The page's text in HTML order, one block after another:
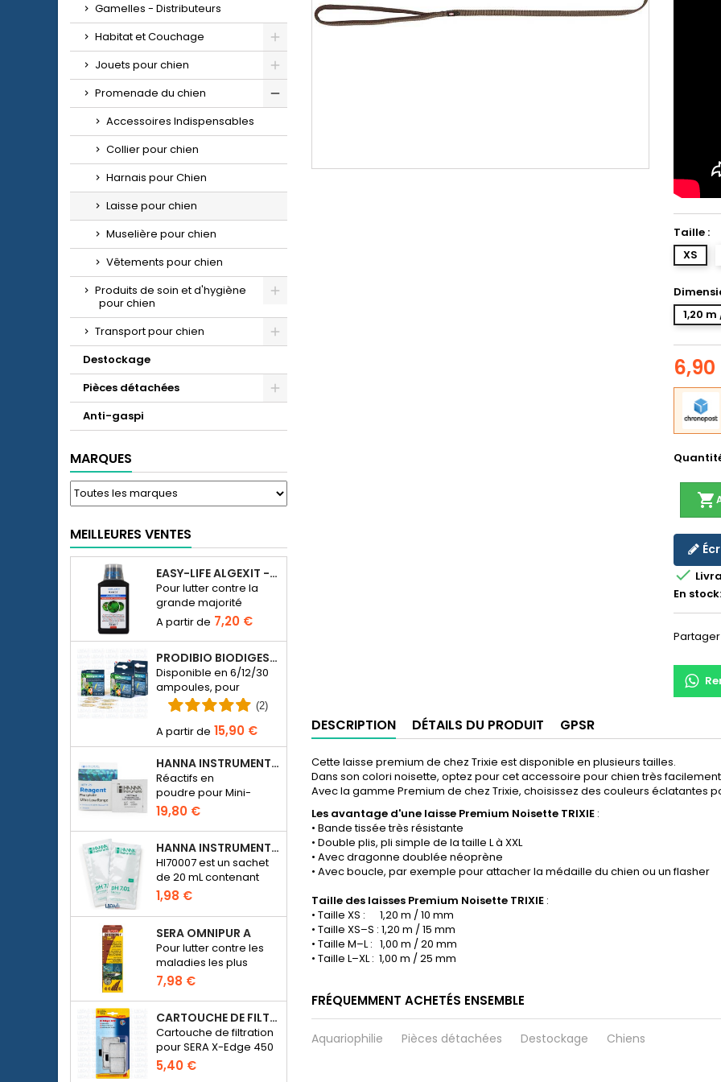
Gamelles - Distributeurs
Habitat et Couchage
Jouets pour chien
Promenade du chien
Accessoires Indispensables
Collier pour chien
Harnais pour Chien
Laisse pour chien
Muselière pour chien
Vêtements pour chien
Produits de soin et d'hygiène
pour chien
Transport pour chien
Destockage
Pièces détachées
Anti-gaspi
MARQUES
MEILLEURES VENTES
EASY-LIFE ALGEXIT - ANTI-ALGUES POUR AQUARIUM
Pour lutter contre la
grande majorité
d’espèces d’algues
dans l’aquarium d’eau
douce.
7,20 €
PRODIBIO BIODIGEST - 6/12/30 AMPOULES
Disponible en 6/12/30
ampoules, pour
ensemencer en
bactériens un
aquarium d’eau de
mer ou d’eau douce.
(2)
15,90 €
HANNA INSTRUMENTS HI774-25 POUR PHOTOMÈTRE PHOSPHATE HI774
Réactifs en
poudre pour Mini-
photomètre Checker
HC Phosphate
(HI774), 25 tests
19,80 €
HANNA INSTRUMENTS HI70007 - SOLUTION D'ÉTALONNAGE PH 7.01 POUR PH-MÈTRE ÉLECTRONIQUE
HI70007 est un sachet
de 20 mL contenant
une solution d'un pH de
7.01 pour étalonner les
pH-mètres
électroniques
1,98 €
SERA OMNIPUR A
Pour lutter contre les
maladies les plus
courantes des
poissons d’ornement
d’eau douce.
7,98 €
CARTOUCHE DE FILTRATION BLANCHE POUR SERA X-EDGE 450 - 2 PIÈCES
Cartouche de filtration
pour SERA X-Edge 450
5,40 €
Taille :
XS
1,20
shopping_cart

En stock:
Partager
DESCRIPTION DÉTAILS DU PRODUIT GPSR
Cette laisse premium de chez Trixie est disponible en plusieurs tailles.
Dans son colori noisette, optez pour cet accessoire pour chien très
Avec la gamme Premium de chez Trixie, choisissez des couleurs éclatantes
Les avantage d'une laisse Premium Noisette TRIXIE :
• Bande tissée très résistante
• Double plis, pli simple de la taille L à XXL
• Avec dragonne doublée néoprène
• Avec boucle, par exemple pour attacher la médaille du chien ou un flasher
Taille des laisses Premium Noisette TRIXIE :
• Taille XS : 1,20 m / 10 mm
• Taille XS–S : 1,20 m / 15 mm
• Taille M–L : 1,00 m / 20 mm
• Taille L–XL : 1,00 m / 25 mm
FRÉQUEMMENT ACHETÉS ENSEMBLE
Aquariophilie Pièces détachées Destockage Chiens